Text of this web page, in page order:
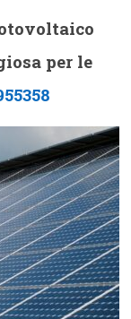
per le